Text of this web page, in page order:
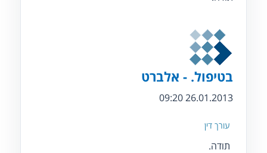
בטיפול. - אלברט
26.01.2013 09:20
עורך דין
תודה.